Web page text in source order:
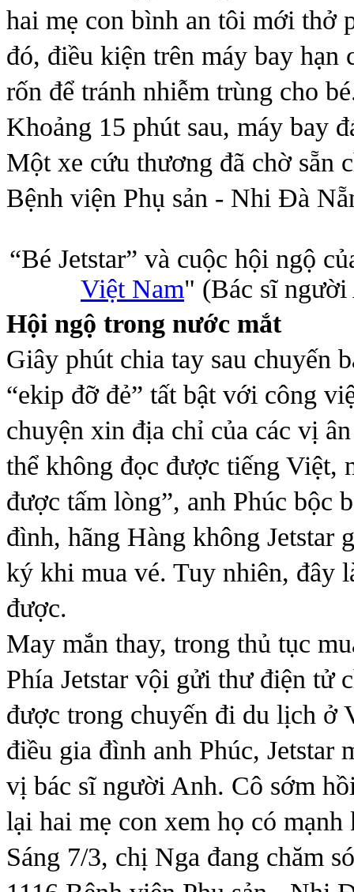
hai mẹ con bình an tôi mới thở
đó, điều kiện trên máy bay
rốn để tránh nhiễm trùng cho
Khoảng 15 phút sau, máy bay
Một xe cứu thương đã chờ sẵn
Bệnh viện Phụ sản - Nhi Đà
“Bé Jetstar” và cuộc hội ngộ
Việt Nam" (Bác sĩ
Hội ngộ trong nước mắt
Giây phút chia tay sau chuyến
“ekip đỡ đẻ” tất bật với công
chuyện xin địa chỉ của các vị
thể không đọc được tiếng Việt,
được tấm lòng”, anh Phúc bộc
đình, hãng Hàng không Jetstar
ký khi mua vé. Tuy nhiên, đây
được.
May mắn thay, trong thủ tục
Phía Jetstar vội gửi thư điện tử
được trong chuyến đi du lịch ở
điều gia đình anh Phúc, Jetstar
vị bác sĩ người Anh. Cô sớm
lại hai mẹ con xem họ có mạnh
Sáng 7/3, chị Nga đang chăm